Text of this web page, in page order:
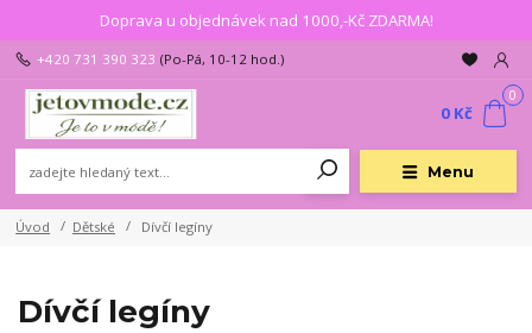
Doprava u objednávek nad 1000,-Kč ZDARMA!
Menu
+420 731 390 323 (Po-Pá, 10-12 hod.)
0
0 Kč
Úvod Dětské Dívčí legíny
Dívčí legíny